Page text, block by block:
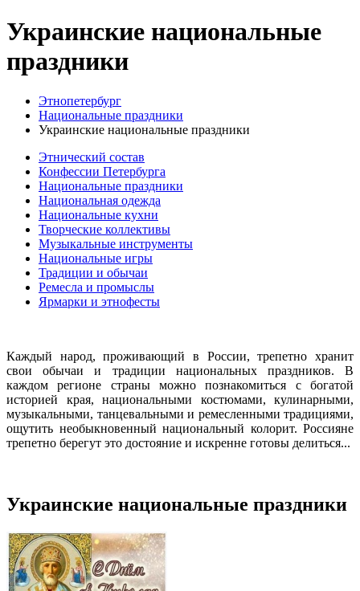
Украинские национальные
праздники
Этнопетербург
Национальные праздники
Украинские национальные праздники
Этнический состав
Конфессии Петербурга
Национальные праздники
Национальная одежда
Национальные кухни
Творческие коллективы
Музыкальные инструменты
Национальные игры
Традиции и обычаи
Ремесла и промыслы
Ярмарки и этнофесты
Каждый народ, проживающий в России, трепетно хранит
свои обычаи и традиции национальных праздников. В
каждом регионе страны можно познакомиться с богатой
историей края, национальными костюмами, кулинарными,
музыкальными, танцевальными и ремесленными традициями,
ощутить необыкновенный национальный колорит. Россияне
трепетно берегут это достояние и искренне готовы делиться...
Украинские национальные праздники